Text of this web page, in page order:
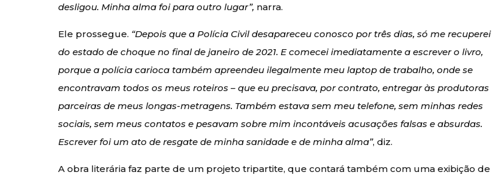
desligou. Minha alma foi para outro lugar”, narra.
Ele prossegue. “Depois que a Polícia Civil desapareceu conosco por três dias, só me recuperei
do estado de choque no final de janeiro de 2021. E comecei imediatamente a escrever o livro,
porque a polícia carioca também apreendeu ilegalmente meu laptop de trabalho, onde se
encontravam todos os meus roteiros – que eu precisava, por contrato, entregar às produtoras
parceiras de meus longas-metragens. Também estava sem meu telefone, sem minhas redes
sociais, sem meus contatos e pesavam sobre mim incontáveis acusações falsas e absurdas.
Escrever foi um ato de resgate de minha sanidade e de minha alma”, diz.
A obra literária faz parte de um projeto tripartite, que contará também com uma exibição de